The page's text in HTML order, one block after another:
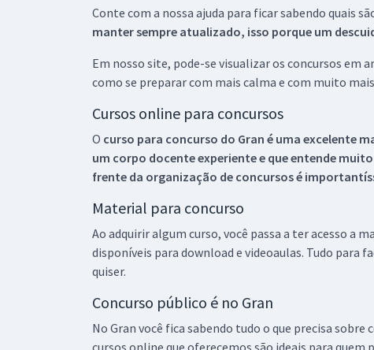
Conte com a nossa ajuda para ficar sabendo quais
manter sempre atualizado, isso porque um
Em nosso site, pode-se visualizar os concursos em
como se preparar com mais calma e com muito
Cursos online para concursos
O curso para concurso do Gran é uma excelente
um corpo docente experiente e que entende
frente da organização de concursos é
Material para concurso
Ao adquirir algum curso, você passa a ter acesso a
disponíveis para download e videoaulas. Tudo para
quiser.
Concurso público é no Gran
No Gran você fica sabendo tudo o que precisa
cursos online que oferecemos são ideais para